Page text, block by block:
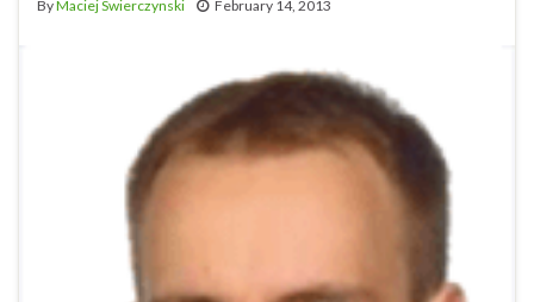
ByMaciej Swierczynski February 14, 2013